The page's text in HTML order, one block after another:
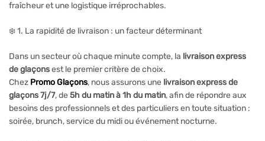
fraîcheur et une logistique irréprochables.
❄️ 1. La rapidité de livraison : un facteur déterminant
Dans un secteur où chaque minute compte, la livraison express
de glaçonsest le premier critère de choix.
Chez Promo Glaçons, nous assurons une livraison express de
glaçons7j/7, de 5h du matin à 1h du matin, afin de répondre aux
besoins des professionnels et des particuliers en toute situation :
soirée, brunch, service du midi ou événement nocturne.